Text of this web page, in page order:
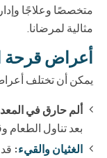
متخصصًا وعلاجًا
مثالية لمرضانا.
أعراض قرحة
يمكن أن تختلف
ألم حارق في
بعد تناول
الغثيان والقيء: